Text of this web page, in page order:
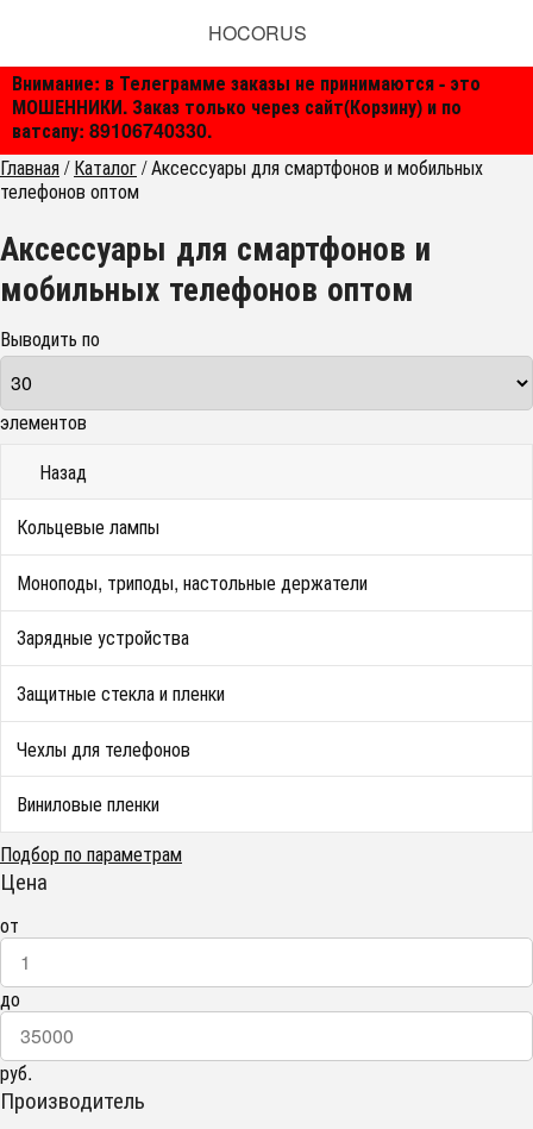
Внимание: в Телеграмме заказы не принимаются - это
МОШЕННИКИ. Заказ только через сайт(Корзину) и по
ватсапу: 89106740330.
HOCORUS
Главная/Каталог/Аксессуары для смартфонов и мобильных
телефонов оптом
Аксессуары для смартфонов и
мобильных телефонов оптом
Выводить по
элементов
Назад
Кольцевые лампы
Моноподы, триподы, настольные держатели
Зарядные устройства
Защитные стекла и пленки
Чехлы для телефонов
Виниловые пленки
Подбор по параметрам
Цена
от
до
руб.
Производитель